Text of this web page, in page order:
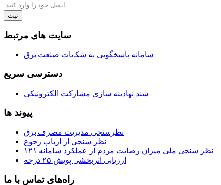
ثبت
سایت های مرتبط
سامانه پاسخگویی به شکایات صنعت برق
دسترسی سریع
سند نهادینه سازی مشارکت الکترونیکی
پیوند ها
نظرسنجی مدیریت مصرف برق
نظر سنجی از ارباب رجوع
نظر سنجی ملی میزان رضایت مردم از عملکرد سامانه ۱۲۱
ارزیابی اثربخشی پویش ۲۵ درجه
راه‌های تماس با ما